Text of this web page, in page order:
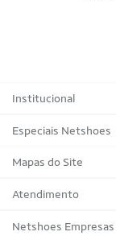
Institucional
Sobre a Netshoes
Política de
Programa de Afiliados
Regulamentos
Especiais Netshoes
Suplementos
Corrida
Bicicletas
Mapas do Site
Marcas
Tipos de Produtos
Atendimento
Trocas e devoluções
Netshoes Empresas